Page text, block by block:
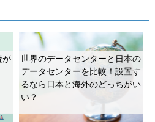
が
世界のデータセンターと日本の
データセンターを比較！設置す
るなら日本と海外のどっちがい
い？